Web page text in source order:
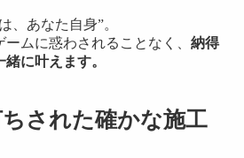
、あなた自身”。
ムに惑わされることなく、 納得
に叶えます。
された確かな施工